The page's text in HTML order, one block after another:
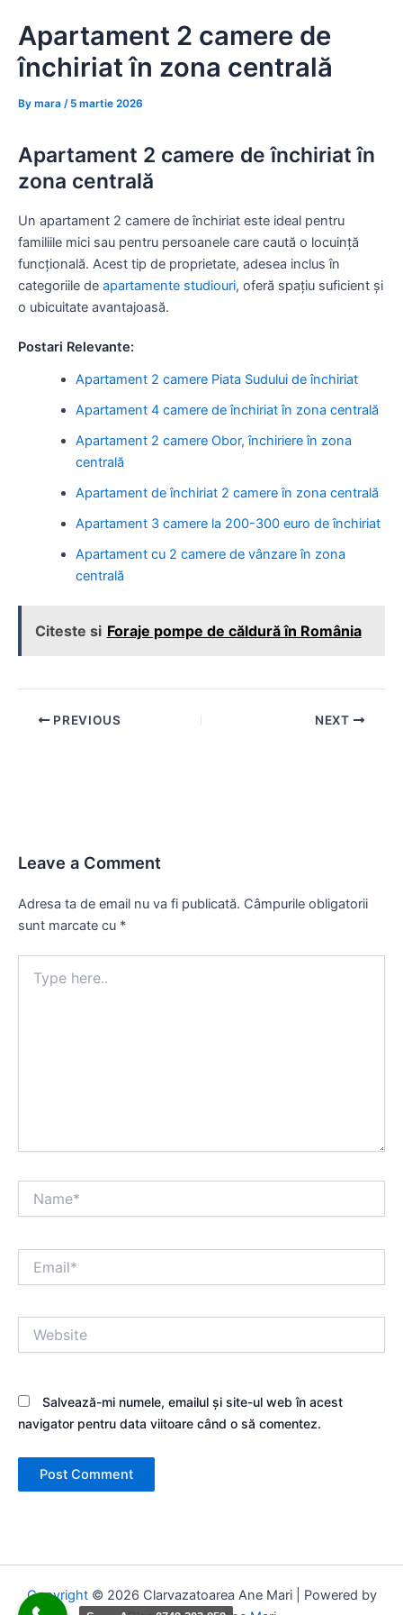
content
Apartament 2 camere de
închiriat în zona centrală
By mara / 5 martie 2026
Apartament 2 camere de închiriat în
zona centrală
Un apartament 2 camere de închiriat este ideal pentru
familiile mici sau pentru persoanele care caută o locuință
funcțională. Acest tip de proprietate, adesea inclus în
categoriile de apartamente studiouri, oferă spațiu suficient și
o ubicuitate avantajoasă.
Postari Relevante:
Apartament 2 camere Piata Sudului de închiriat
Apartament 4 camere de închiriat în zona centrală
Apartament 2 camere Obor, închiriere în zona
centrală
Apartament de închiriat 2 camere în zona centrală
Apartament 3 camere la 200-300 euro de închiriat
Apartament cu 2 camere de vânzare în zona
centrală
Citeste si Foraje pompe de căldură în România
Post PREVIOUS NEXT
Leave a Comment
Adresa ta de email nu va fi publicată. Câmpurile obligatorii
sunt marcate cu *
here..
Salvează-mi numele, emailul și site-ul web în acest
navigator pentru data viitoare când o să comentez.
Copyright© 2026 Clarvazatoarea Ane Mari | Powered by